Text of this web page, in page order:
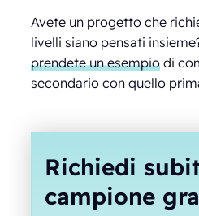
Avete un progetto che
livelli siano pensati
prendete un esempio di
secondario con quello
Richiedi
campione